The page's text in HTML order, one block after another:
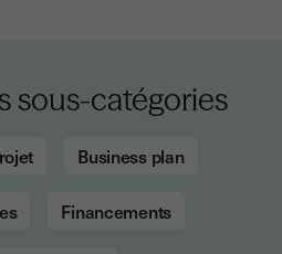
sous-catégories
Business plan
Financements